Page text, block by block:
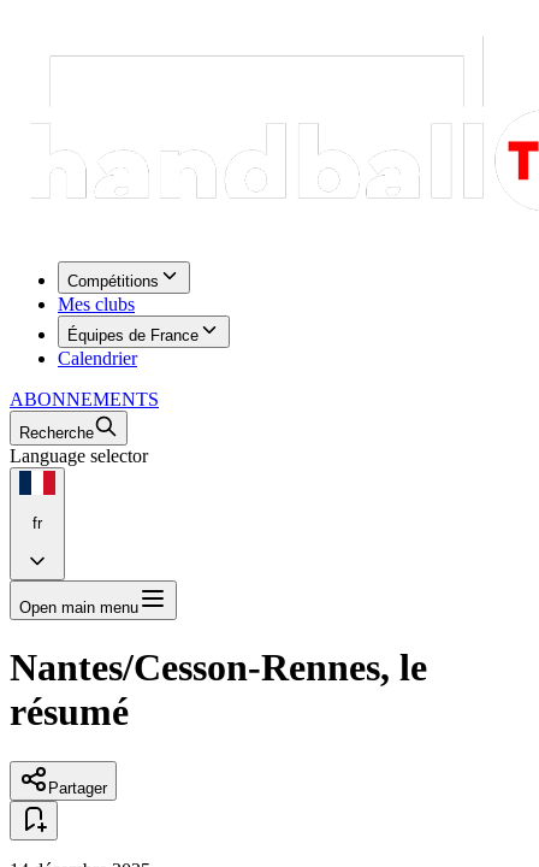
Compétitions
Mes clubs
Équipes de France
Calendrier
ABONNEMENTS
Recherche
Language selector
fr
Open main menu
Nantes/Cesson-Rennes, le
résumé
Partager